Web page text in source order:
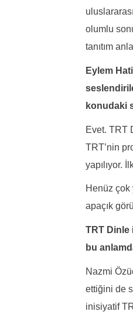
olumlu
tanıtım
Eylem
konudaki
Evet. TRT
TRT’nin
yapılıyor.
Henüz çok
apaçık
TRT Dinle
bu
Nazmi
ettiğini de
inisiyatif